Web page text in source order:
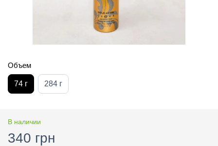
Объем
74 г 284 г
В наличии
340 грн